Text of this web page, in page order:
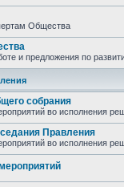
Общества
и предложения по
собрания
во исполнения
Правления
во исполнения